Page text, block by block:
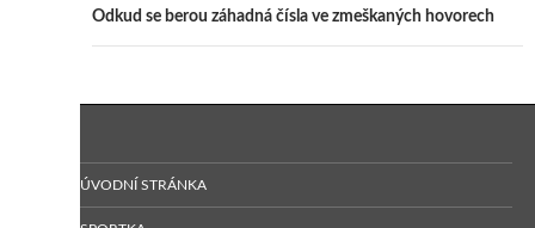
Odkud se berou záhadná čísla ve zmeškaných hovorech
ÚVODNÍ STRÁNKA